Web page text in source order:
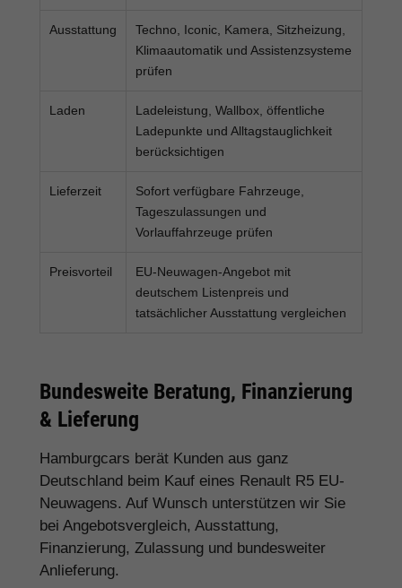
Ausstattung
Techno, Iconic, Kamera, Sitzheizung,
Klimaautomatik und Assistenzsysteme
prüfen
Laden
Ladeleistung, Wallbox, öffentliche
Ladepunkte und Alltagstauglichkeit
berücksichtigen
Lieferzeit
Sofort verfügbare Fahrzeuge,
Tageszulassungen und
Vorlauffahrzeuge prüfen
Preisvorteil
EU-Neuwagen-Angebot mit
deutschem Listenpreis und
tatsächlicher Ausstattung vergleichen
Bundesweite Beratung, Finanzierung
& Lieferung
Hamburgcars berät Kunden aus ganz
Deutschland beim Kauf eines Renault R5 EU-
Neuwagens. Auf Wunsch unterstützen wir Sie
bei Angebotsvergleich, Ausstattung,
Finanzierung, Zulassung und bundesweiter
Anlieferung.